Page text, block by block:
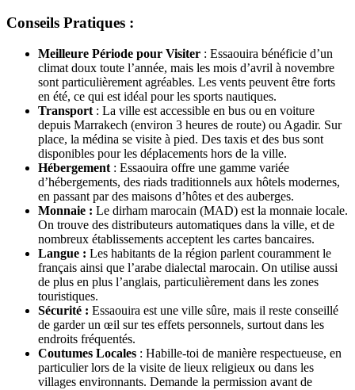
Conseils Pratiques :
Meilleure Période pour Visiter : Essaouira bénéficie d’un
climat doux toute l’année, mais les mois d’avril à novembre
sont particulièrement agréables. Les vents peuvent être forts
en été, ce qui est idéal pour les sports nautiques.
Transport : La ville est accessible en bus ou en voiture
depuis Marrakech (environ 3 heures de route) ou Agadir. Sur
place, la médina se visite à pied. Des taxis et des bus sont
disponibles pour les déplacements hors de la ville.
Hébergement : Essaouira offre une gamme variée
d’hébergements, des riads traditionnels aux hôtels modernes,
en passant par des maisons d’hôtes et des auberges.
Monnaie : Le dirham marocain (MAD) est la monnaie locale.
On trouve des distributeurs automatiques dans la ville, et de
nombreux établissements acceptent les cartes bancaires.
Langue : Les habitants de la région parlent couramment le
français ainsi que l’arabe dialectal marocain. On utilise aussi
de plus en plus l’anglais, particulièrement dans les zones
touristiques.
Sécurité : Essaouira est une ville sûre, mais il reste conseillé
de garder un œil sur tes effets personnels, surtout dans les
endroits fréquentés.
Coutumes Locales : Habille-toi de manière respectueuse, en
particulier lors de la visite de lieux religieux ou dans les
villages environnants. Demande la permission avant de